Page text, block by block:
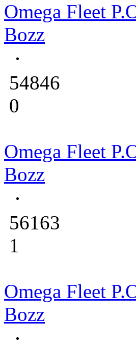
Omega Fleet
Bozz
54846
0
Omega Fleet
Bozz
56163
1
Omega Fleet
Bozz